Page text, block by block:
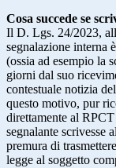
Cosa succede se
Il D. Lgs. 24/2023,
segnalazione interna
(ossia ad esempio la
giorni dal suo
contestuale notizia
questo motivo, pur
direttamente al
segnalante scrivesse
premura di
legge al soggetto